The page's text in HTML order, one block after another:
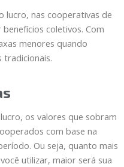
lucro, nas cooperativas de
coletivos. Com
menores quando
tradicionais.
os valores que sobram
com base na
Ou seja, quanto mais
utilizar, maior será sua